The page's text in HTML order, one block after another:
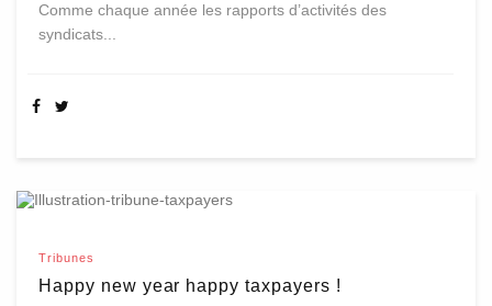
Comme chaque année les rapports d’activités des
syndicats...
Tribunes
Happy new year happy taxpayers !